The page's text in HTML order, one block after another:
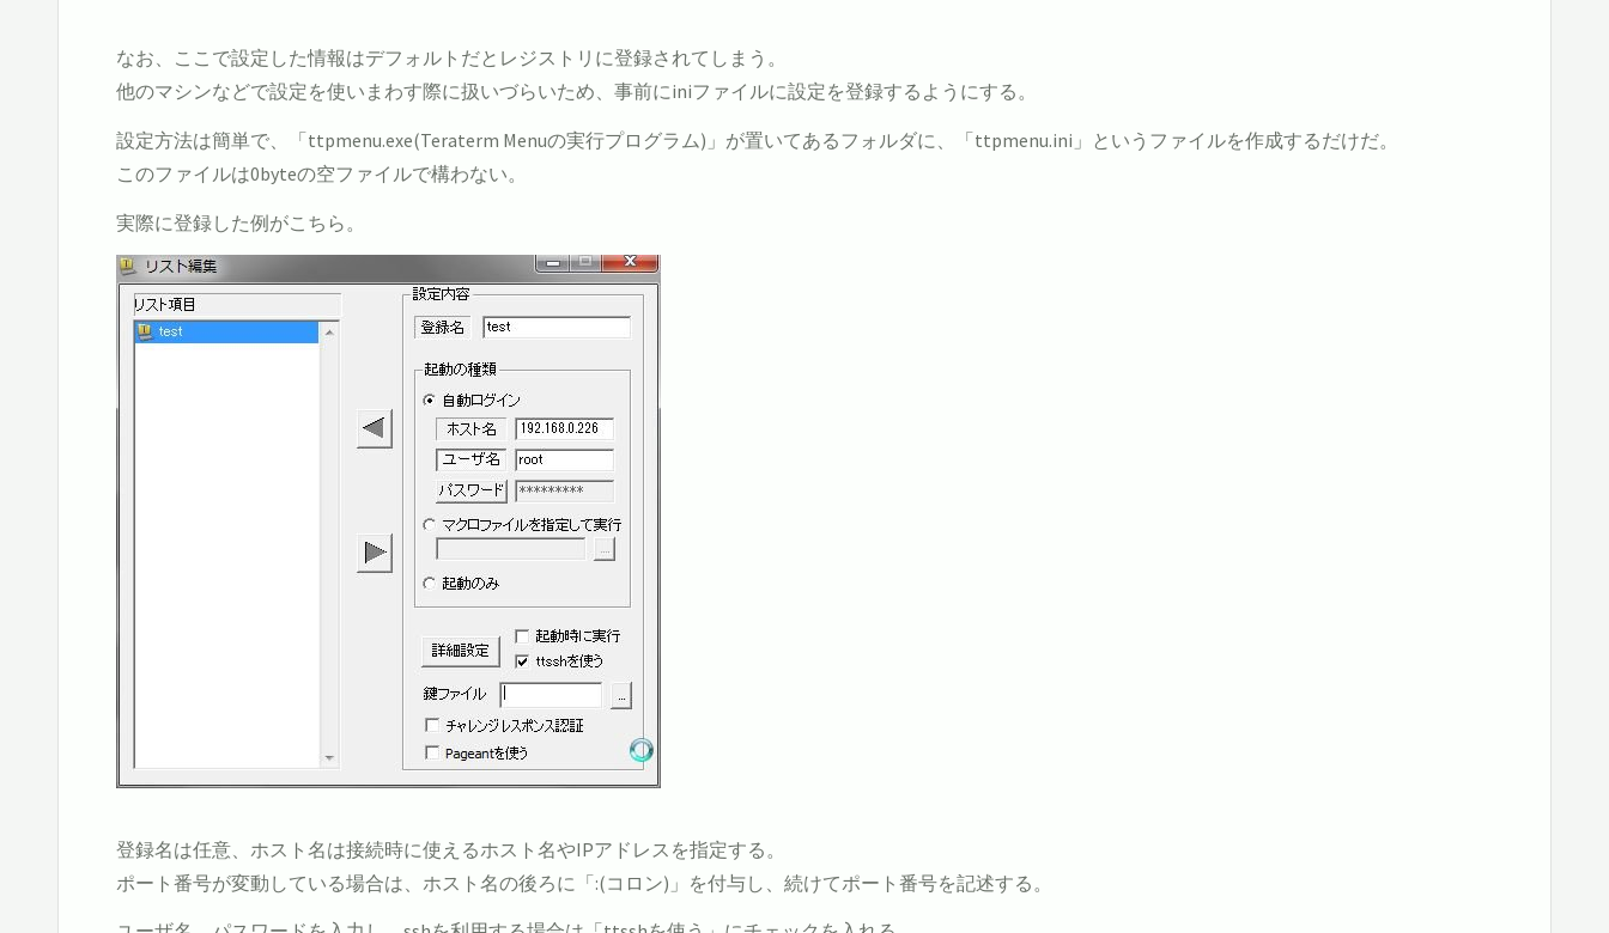
なお、ここで設定した情報はデフォルトだとレジストリに登録されてしまう。
他のマシンなどで設定を使いまわす際に扱いづらいため、事前にiniファイルに設定を登録するようにする。
設定方法は簡単で、「ttpmenu.exe(Teraterm Menuの実行プログラム)」が置いてあるフォルダに、「ttpmenu.ini」というファイルを作成するだけだ。
このファイルは0byteの空ファイルで構わない。
実際に登録した例がこちら。
登録名は任意、ホスト名は接続時に使えるホスト名やIPアドレスを指定する。
ポート番号が変動している場合は、ホスト名の後ろに「:(コロン)」を付与し、続けてポート番号を記述する。